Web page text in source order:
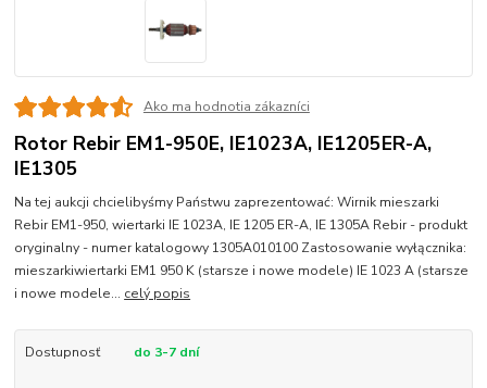
Ako ma hodnotia zákazníci
Rotor Rebir EM1-950E, IE1023A, IE1205ER-A,
IE1305
Na tej aukcji chcielibyśmy Państwu zaprezentować: Wirnik mieszarki
Rebir EM1-950, wiertarki IE 1023A, IE 1205 ER-A, IE 1305A Rebir - produkt
oryginalny - numer katalogowy 1305A010100 Zastosowanie wyłącznika:
mieszarkiwiertarki EM1 950 K (starsze i nowe modele) IE 1023 A (starsze
i nowe modele... celý popis
Dostupnosť do 3-7 dní